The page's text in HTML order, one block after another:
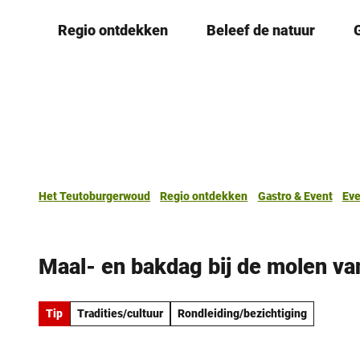
Regio ontdekken Beleef de natuur
Het Teutoburgerwoud Regio ontdekken Gastro & Event
Maal- en bakdag bij de molen
Tip Tradities/cultuur Rondleiding/bezichtiging